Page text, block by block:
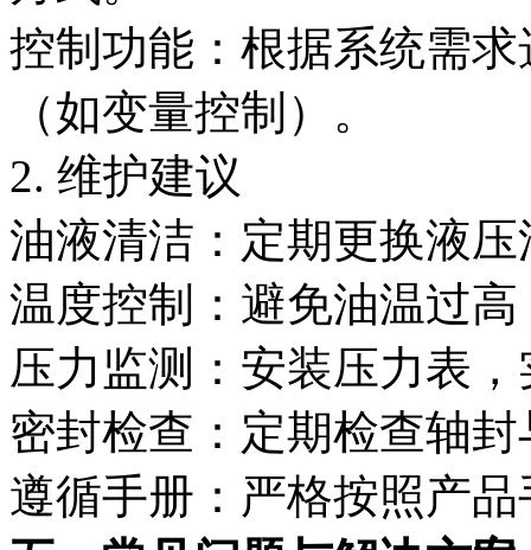
控制功能：根据系统需
（如变量控制）。
2. 维护建议
油液清洁：定期更换液
温度控制：避免油温过
压力监测：安装压力表
密封检查：定期检查轴
遵循手册：严格按照产